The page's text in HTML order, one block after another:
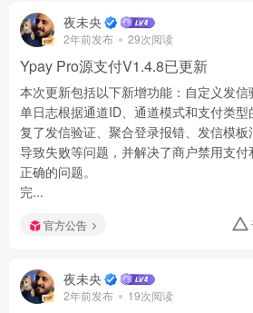
夜未央
2年前发布 29次阅读
Ypay Pro源支付V1.4.8已更新
本次更新包括以下新增功能：自定义发
单日志根据通道ID、通道模式和支付类
复了发信验证、聚合登录报错、发信模
导致失败等问题，并解决了商户禁用支
正确的问题。
完...
官方公告
夜未央
2年前发布 19次阅读